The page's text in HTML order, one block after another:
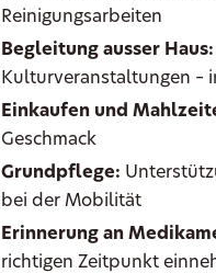
Reinigungsarbeiten
Begleitung ausser Haus:
Kulturveranstaltungen –
Einkaufen und
Geschmack
Grundpflege:
bei der Mobilität
Erinnerung an
richtigen Zeitpunkt